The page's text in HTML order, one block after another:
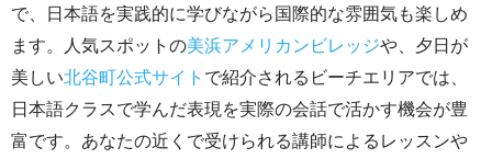
で、日本語を実践的に学びながら国際的な雰囲気も楽しめ
ます。人気スポットの美浜アメリカンビレッジや、夕日が
美しい北谷町公式サイト で紹介されるビーチエリアでは、
日本語クラスで学んだ表現を実際の会話で活かす機会が豊
富です。あなたの近くで受けられる講師によるレッスンや